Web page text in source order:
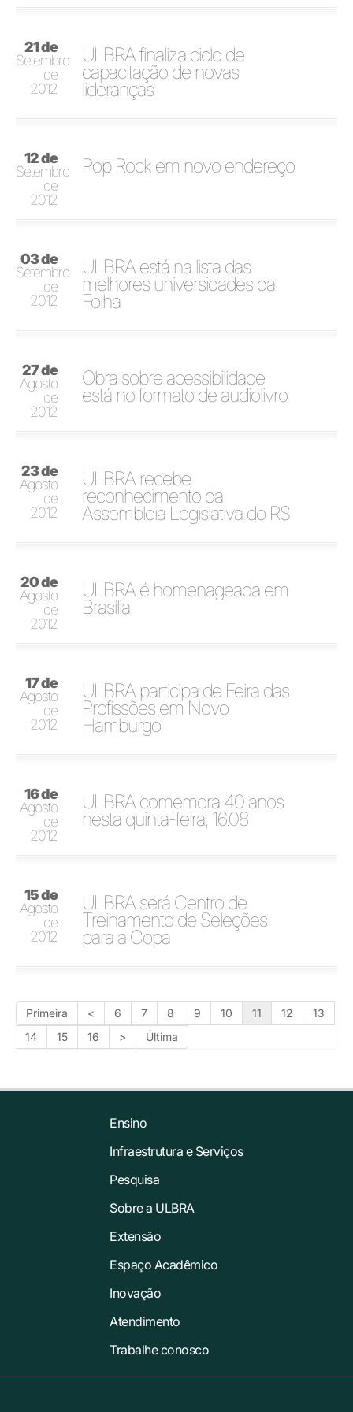
21 de
Setembro
de
2012
ULBRA finaliza ciclo de
capacitação de novas
lideranças
12 de
Setembro
de
2012
Pop Rock em novo endereço
03 de
Setembro
de
2012
ULBRA está na lista das
melhores universidades da
Folha
27 de
Agosto
de
2012
Obra sobre acessibilidade
está no formato de audiolivro
23 de
Agosto
de
2012
ULBRA recebe
reconhecimento da
Assembleia Legislativa do RS
20 de
Agosto
de
2012
ULBRA é homenageada em
Brasília
17 de
Agosto
de
2012
ULBRA participa de Feira das
Profissões em Novo
Hamburgo
16 de
Agosto
de
2012
ULBRA comemora 40 anos
nesta quinta-feira, 16.08
15 de
Agosto
de
2012
ULBRA será Centro de
Treinamento de Seleções
para a Copa
Primeira < 6 7 8 9 10 11 12
13
14
15 16 > Última
Ensino
Infraestrutura e Serviços
Pesquisa
Sobre a ULBRA
Extensão
Espaço Acadêmico
Inovação
Atendimento
Trabalhe conosco